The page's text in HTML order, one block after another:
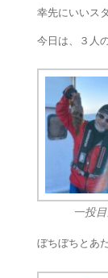
幸先にいいス
今日は、３人
一投
ぼちぼちとあ